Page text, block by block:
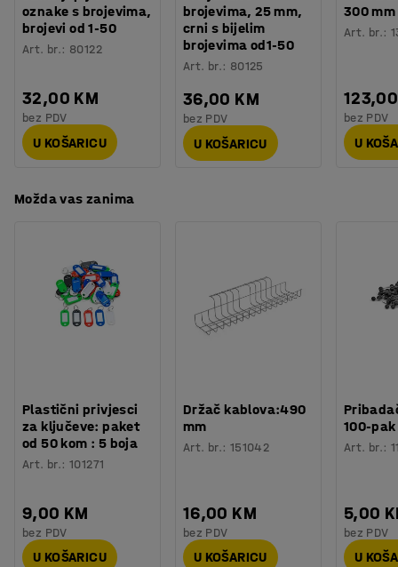
Klupa podiže ormarić na visinu koja odgovara položaju
sjedenja, također olakšava čišćenje prostora ispod
ormarića.
Odaberite bravu koja najbolje odgovara vašim
potrebama kako biste stvorili idealno rješenje za sigurno
spremanje (prodaje se posebno).
Materijal klupe: Jelovina
Broj vrata: 4
Broj sekcija: 2
Procjena vremena
Težina: 53,51
Montaža: Dolazi nesastavljeno
Testirano: EN 16121:2023
oznake s brojevima,
brojevi od 1-50
Art. br.: 80122
32,00 KM
bez PDV
U KOŠARICU
brojevima, 25 mm,
crni s bijelim
brojevima od1-50
Art. br.: 80125
36,00 KM
bez PDV
U KOŠARICU
300 mm
Art. br.:
bez PDV
U
Možda vas zanima
Plastični privjesci
za ključeve: paket
od 50 kom : 5 boja
Art. br.:101271
9,00 KM
bez PDV
U KOŠARICU
Držač kablova:490
mm
Art. br.: 151042
16,00 KM
bez PDV
U KOŠARICU
100-pak
Art. br.:
5,00
bez PDV
U